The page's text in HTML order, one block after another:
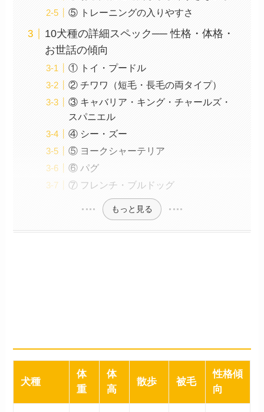
⑤ トレーニングの入りやすさ
10犬種の詳細スペック── 性格・体格・
お世話の傾向
① トイ・プードル
② チワワ（短毛・長毛の両タイプ）
③ キャバリア・キング・チャールズ・
スパニエル
④ シー・ズー
⑤ ヨークシャーテリア
⑥ パグ
⑦ フレンチ・ブルドッグ
もっと見る
犬種
体
重
体
高
散歩 被毛
性格傾
向